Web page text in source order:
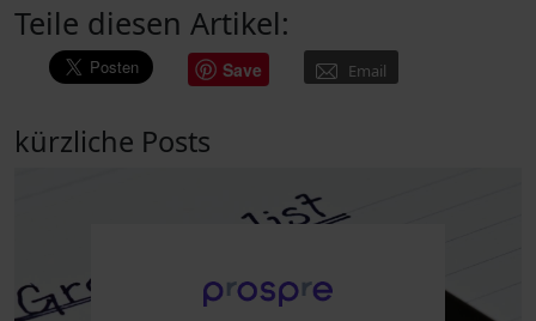
Teile diesen Artikel:
Save Email
kürzliche Posts